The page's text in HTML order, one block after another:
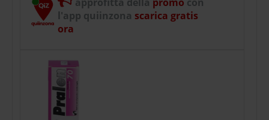
l'app quiinzona scarica gratis
ora